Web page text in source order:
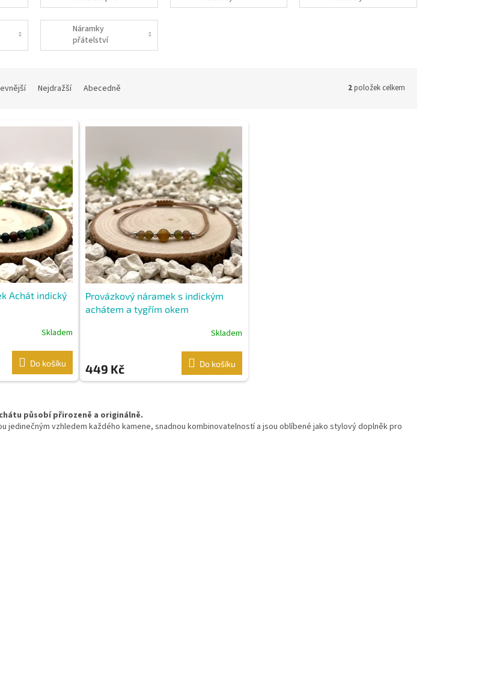
ženy
Náramky
přátelství
Nejdražší Abecedně 2položek celkem
Achát indický
Skladem
Do košíku
Provázkový náramek s indickým
achátem a tygřím okem
Skladem
449 Kč Do košíku
á
působí přirozeně a originálně.
jedinečným vzhledem každého kamene, snadnou kombinovatelností a jsou oblíbené jako stylový doplněk pro